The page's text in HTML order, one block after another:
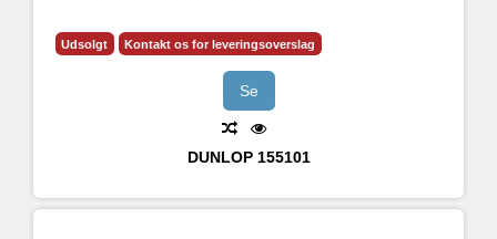
Udsolgt Kontakt os for leveringsoverslag
Se
DUNLOP 155101